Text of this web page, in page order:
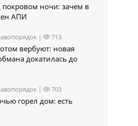
покровом ночи: зачем в
АПИ
| 713
вербуют: новая
докатилась до
| 703
горел дом: есть